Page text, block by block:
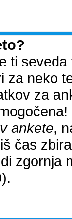
ti
za neko
za
ankete,
čas
zgornja